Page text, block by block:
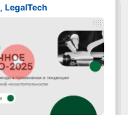
LegalTech
видео